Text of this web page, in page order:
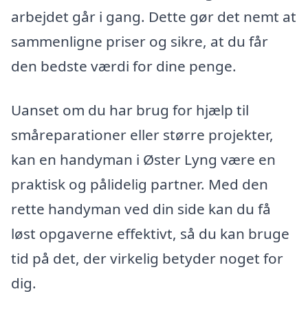
arbejdet går i gang. Dette gør det nemt at
sammenligne priser og sikre, at du får
den bedste værdi for dine penge.
Uanset om du har brug for hjælp til
småreparationer eller større projekter,
kan en handyman i Øster Lyng være en
praktisk og pålidelig partner. Med den
rette handyman ved din side kan du få
løst opgaverne effektivt, så du kan bruge
tid på det, der virkelig betyder noget for
dig.